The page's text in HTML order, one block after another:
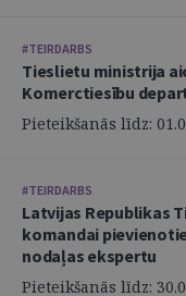
#TEIRDARBS
Tieslietu ministrija
Komerctiesību
Pieteikšanās līdz:
#TEIRDARBS
Latvijas Republikas
komandai
nodaļas ekspertu
Pieteikšanās līdz: